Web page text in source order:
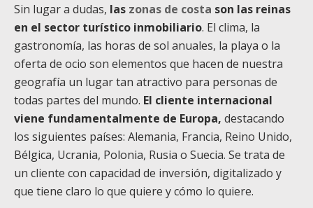
Sin lugar a dudas, las zonas de costa son las reinas
en el sector turístico inmobiliario. El clima, la
gastronomía, las horas de sol anuales, la playa o la
oferta de ocio son elementos que hacen de nuestra
geografía un lugar tan atractivo para personas de
todas partes del mundo. El cliente internacional
viene fundamentalmente de Europa, destacando
los siguientes países: Alemania, Francia, Reino Unido,
Bélgica, Ucrania, Polonia, Rusia o Suecia. Se trata de
un cliente con capacidad de inversión, digitalizado y
que tiene claro lo que quiere y cómo lo quiere.